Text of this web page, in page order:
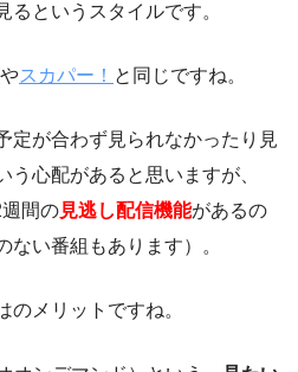
というスタイルです。
やスカパー！ と同じですね。
定が合わず見られなかったり見
心配があると思いますが、
間の見逃し配信機能があるの
ない番組もあります）。
のメリットですね。